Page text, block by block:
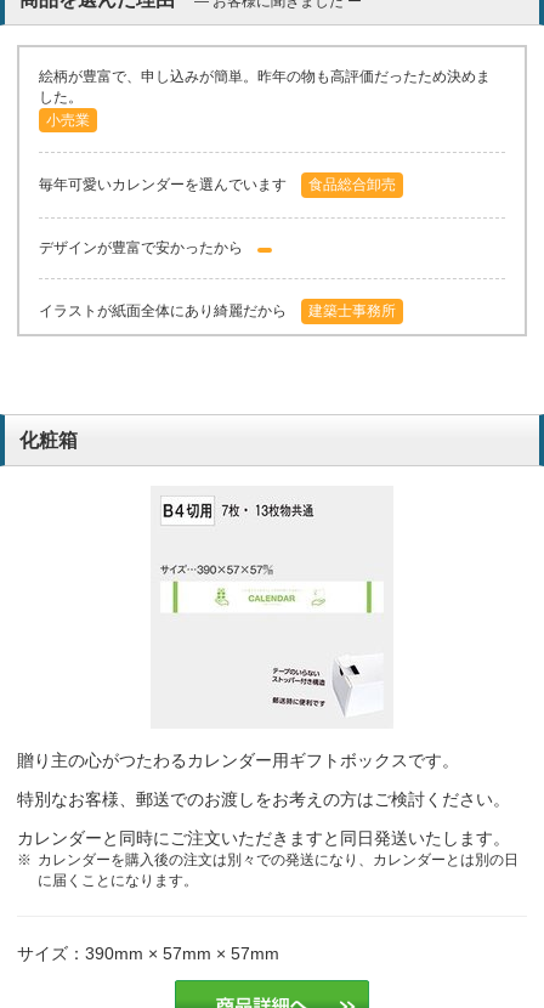
絵柄が豊富で、申し込みが簡単。昨年の物も高評価だったため決めま
した。
小売業
毎年可愛いカレンダーを選んでいます 食品総合卸売
デザインが豊富で安かったから
イラストが紙面全体にあり綺麗だから 建築士事務所
化粧箱
贈り主の心がつたわるカレンダー用ギフトボックスです。
特別なお客様、郵送でのお渡しをお考えの方はご検討ください。
カレンダーと同時にご注文いただきますと同日発送いたします。
カレンダーを購入後の注文は別々での発送になり、カレンダーとは別の日
に届くことになります。
サイズ：390mm × 57mm × 57mm